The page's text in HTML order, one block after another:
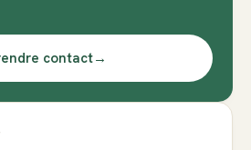
contact→